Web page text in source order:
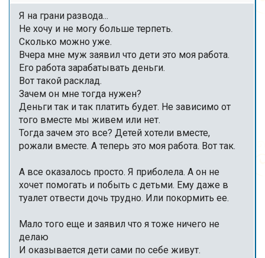
Я на грани развода...
Не хочу и не могу больше терпеть.
Сколько можно уже.
Вчера мне муж заявил что дети это моя работа.
Его работа зарабатывать деньги.
Вот такой расклад.
Зачем он мне тогда нужен?
Деньги так и так платить будет. Не зависимо от
того вместе мы живем или нет.
Тогда зачем это все? Детей хотели вместе,
рожали вместе. А теперь это моя работа. Вот так.
А все оказалось просто. Я приболела. А он не
хочет помогать и побыть с детьми. Ему даже в
туалет отвести дочь трудно. Или покормить ее.
Мало того еще и заявил что я тоже ничего не
делаю
И оказывается дети сами по себе живут.